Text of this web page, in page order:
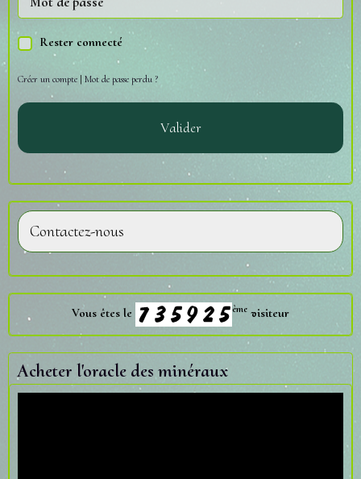
Rester connecté
Créer un compte | Mot de passe perdu ?
Valider
Contactez-nous
Vous êtes le ème visiteur
Acheter l'oracle des minéraux